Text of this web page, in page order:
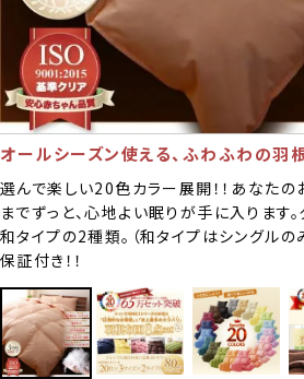
オールシーズン使える、ふわふわの羽
選んで楽しい20色カラー展開！！あなた
までずっと、心地よい眠りが手に入ります
和タイプの2種類。（和タイプはシングル
保証付き！！